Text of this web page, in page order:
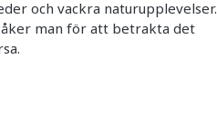
och vackra naturupplevelser.
man för att betrakta det